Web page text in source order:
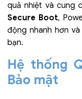
quả nhiệt và cung
Secure Boot,
động nhanh hơn
bạn.
Hệ thống
Bảo mật